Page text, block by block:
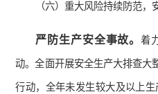
（六）重大风险持续防范，
严防生产安全事故。着
动。全面开展安全生产大排查大
行动，全年未发生较大及以上